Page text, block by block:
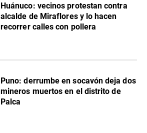
Huánuco: vecinos protestan contra
alcalde de Miraflores y lo hacen
recorrer calles con pollera
Puno: derrumbe en socavón deja dos
mineros muertos en el distrito de
Palca